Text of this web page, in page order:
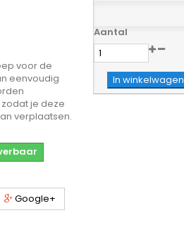
voor de
eenvoudig
je deze
verplaatsen.
Google+
Aantal
In winkelwagen